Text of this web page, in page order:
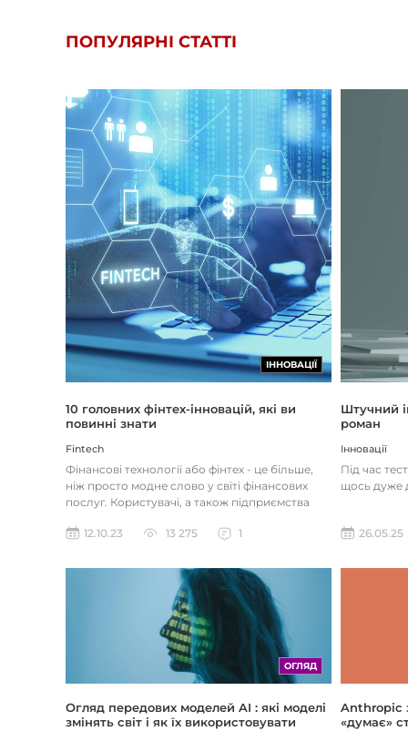
ПОПУЛЯРНІ СТАТТІ
ІННОВАЦІЇ
10 головних фінтех-інновацій, які ви
повинні знати
Fintech
Фінансові технології або фінтех - це більше,
ніж просто модне слово у світі фінансових
послуг. Користувачі, а також підприємства
12.10.23
13 275 1
Штучний
роман
Інновації
Під час
щось дуже
26.05.25
ОГЛЯД
Огляд передових моделей AI : які моделі
змінять світ і як їх використовувати
Anthropic
«думає»